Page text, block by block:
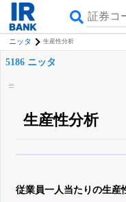
ニッタ 生産性分析
5186 ニッタ
生産性分析
登録すると永久
従業員一人当たりの生産